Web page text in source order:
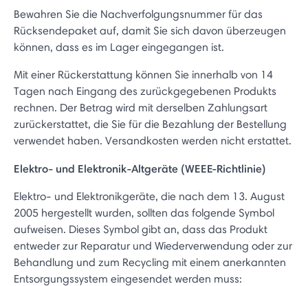
Bewahren Sie die Nachverfolgungsnummer für das
Rücksendepaket auf, damit Sie sich davon überzeugen
können, dass es im Lager eingegangen ist.
Mit einer Rückerstattung können Sie innerhalb von 14
Tagen nach Eingang des zurückgegebenen Produkts
rechnen. Der Betrag wird mit derselben Zahlungsart
zurückerstattet, die Sie für die Bezahlung der Bestellung
verwendet haben. Versandkosten werden nicht erstattet.
Elektro- und Elektronik-Altgeräte (WEEE-Richtlinie)
Elektro- und Elektronikgeräte, die nach dem 13. August
2005 hergestellt wurden, sollten das folgende Symbol
aufweisen. Dieses Symbol gibt an, dass das Produkt
entweder zur Reparatur und Wiederverwendung oder zur
Behandlung und zum Recycling mit einem anerkannten
Entsorgungssystem eingesendet werden muss: